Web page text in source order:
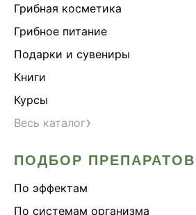
Грибная косметика
Грибное питание
Подарки и сувениры
Книги
Курсы
Весь каталог›
ПОДБОР ПРЕПАРАТОВ
По эффектам
По системам организма